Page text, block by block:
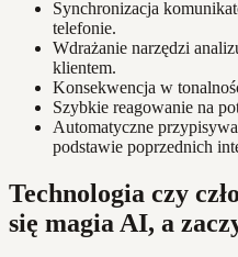
Synchronizacja
telefonie.
Wdrażanie narzędzi
klientem.
Konsekwencja w
Szybkie reagowanie na
Automatyczne
podstawie poprzednich
Technologia czy
się magia AI, a